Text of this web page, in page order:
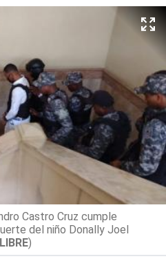
Castro Cruz cumple
del niño Donally Joel
)